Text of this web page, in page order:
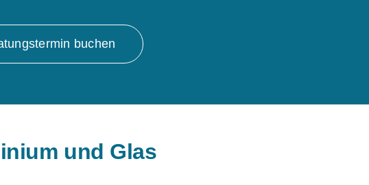
buchen
und Glas